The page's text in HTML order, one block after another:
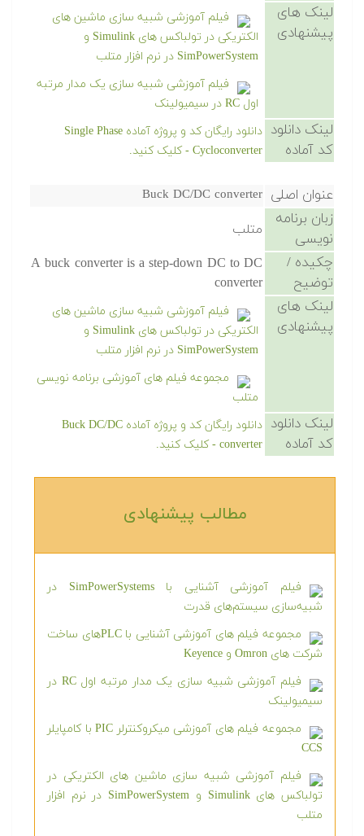
لینک های
پیشنهادی
فیلم آموزشی شبیه سازی ماشین های
الکتریکی در تولباکس های Simulink و
SimPowerSystem در نرم افزار متلب
فیلم آموزشی شبیه سازی یک مدار مرتبه
اول RC در سیمیولینک
لینک دانلود
کد آماده
دانلود رایگان کد و پروژه آماده Single Phase
Cycloconverter - کلیک کنید.
عنوان اصلی Buck DC/DC converter
زبان برنامه
نویسی
متلب
چکیده /
توضیح
A buck converter is a step-down DC to DC
converter
لینک های
پیشنهادی
فیلم آموزشی شبیه سازی ماشین های
الکتریکی در تولباکس های Simulink و
SimPowerSystem در نرم افزار متلب
مجموعه فیلم های آموزشی برنامه نویسی
متلب
لینک دانلود
کد آماده
دانلود رایگان کد و پروژه آماده Buck DC/DC
converter - کلیک کنید.
مطالب پیشنهادی‎
فیلم آموزشی آشنایی با SimPowerSystems در
شبیه‌سازی سیستم‌های قدرت
مجموعه فیلم های آموزشی آشنایی با PLCهای ساخت
شرکت های Omron و Keyence
فیلم آموزشی شبیه سازی یک مدار مرتبه اول RC در
سیمیولینک
مجموعه فیلم های آموزشی میکروکنترلر PIC با کامپایلر
CCS
فیلم آموزشی شبیه سازی ماشین های الکتریکی در
تولباکس های Simulink و SimPowerSystem در نرم افزار
متلب